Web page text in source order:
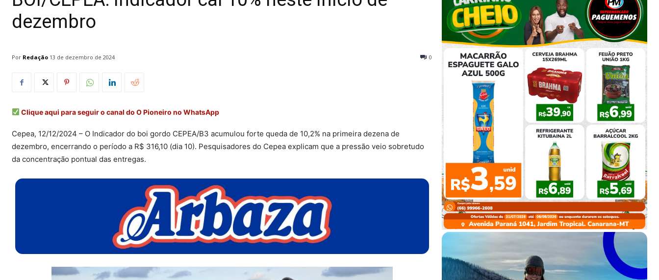
dezembro
Por Redação 0
13 de dezembro de 2024
Clique aqui para seguir o canal do O Pioneiro no WhatsApp
Cepea, 12/12/2024 – O Indicador do boi gordo CEPEA/B3 acumulou forte queda de 10,2% na primeira dezena de
dezembro, encerrando o período a R$ 316,10 (dia 10). Pesquisadores do Cepea explicam que a pressão veio sobretudo
da concentração pontual das entregas.